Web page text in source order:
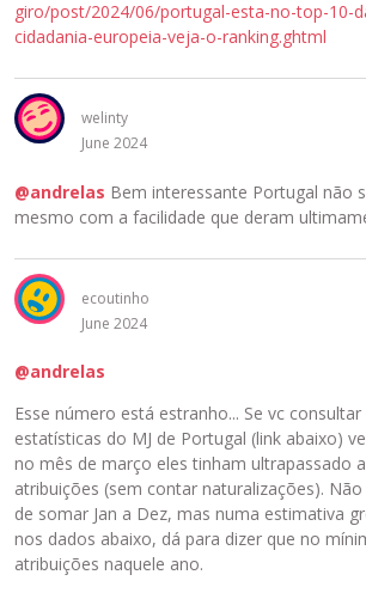
giro/post/2024/06/portugal-esta-no-top-10-
cidadania-europeia-veja-o-ranking.ghtml
welinty
June 2024
@andrelas Bem interessante Portugal não
mesmo com a facilidade que deram
ecoutinho
June 2024
@andrelas
Esse número está estranho... Se vc
estatísticas do MJ de Portugal (link abaixo)
no mês de março eles tinham ultrapassado
atribuições (sem contar naturalizações).
de somar Jan a Dez, mas numa estimativa
nos dados abaixo, dá para dizer que no
atribuições naquele ano.